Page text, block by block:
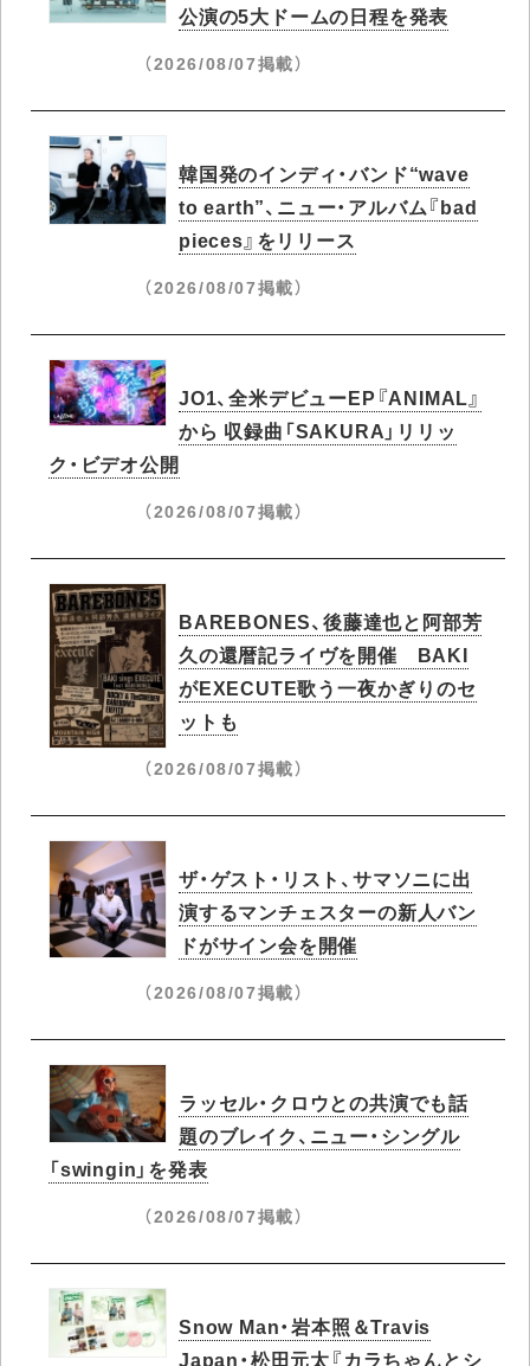
公演の5大ドームの日程を発表
（2026/08/07掲載）
韓国発のインディ・バンド“wave
to earth”、ニュー・アルバム『bad
pieces』をリリース
（2026/08/07掲載）
JO1、全米デビューEP『ANIMAL』
から 収録曲「SAKURA」リリッ
ク・ビデオ公開
（2026/08/07掲載）
BAREBONES、後藤達也と阿部芳
久の還暦記ライヴを開催 BAKI
がEXECUTE歌う一夜かぎりのセ
ットも
（2026/08/07掲載）
ザ・ゲスト・リスト、サマソニに出
演するマンチェスターの新人バン
ドがサイン会を開催
（2026/08/07掲載）
ラッセル・クロウとの共演でも話
題のブレイク、ニュー・シングル
「swingin」を発表
（2026/08/07掲載）
Snow Man・岩本照＆Travis
Japan・松田元太『カラちゃんとシ